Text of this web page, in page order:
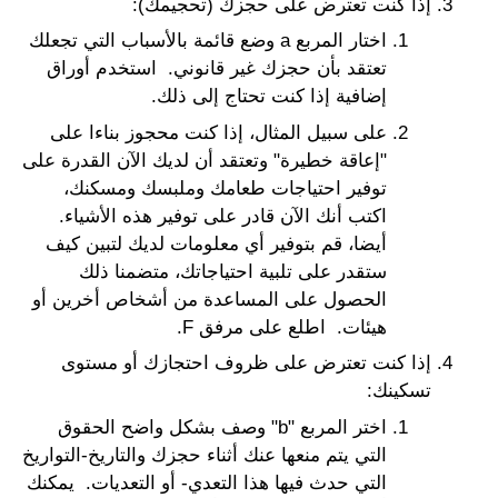
إذا كنت تعترض على حجزك (تحجيمك):
اختار المربع a وضع قائمة بالأسباب التي تجعلك
تعتقد بأن حجزك غير قانوني. استخدم أوراق
إضافية إذا كنت تحتاج إلى ذلك.
على سبيل المثال، إذا كنت محجوز بناءا على
"إعاقة خطيرة" وتعتقد أن لديك الآن القدرة على
توفير احتياجات طعامك وملبسك ومسكنك،
اكتب أنك الآن قادر على توفير هذه الأشياء.
أيضا، قم بتوفير أي معلومات لديك لتبين كيف
ستقدر على تلبية احتياجاتك، متضمنا ذلك
الحصول على المساعدة من أشخاص أخرين أو
هيئات. اطلع على مرفق F.
إذا كنت تعترض على ظروف احتجازك أو مستوى
تسكينك:
اختر المربع "b" وصف بشكل واضح الحقوق
التي يتم منعها عنك أثناء حجزك والتاريخ-التواريخ
التي حدث فيها هذا التعدي- أو التعديات. يمكنك